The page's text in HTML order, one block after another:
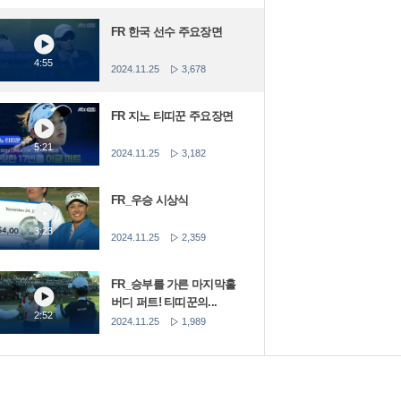
4:55
FR 한국 선수 주요장면
2024.11.25 3,678
5:21
FR 지노 티띠꾼 주요장면
2024.11.25 3,182
3:23
FR_우승 시상식
2024.11.25 2,359
2:52
FR_승부를 가른 마지막홀
버디 퍼트! 티띠꾼의...
2024.11.25 1,989